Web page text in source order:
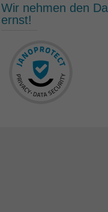
Wir nehmen den
ernst!